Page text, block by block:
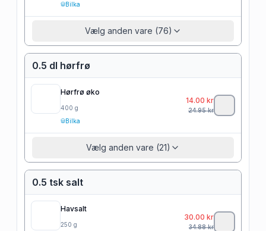
Bilka
Vælg anden vare (76)
0.5 dl hørfrø
Hørfrø øko
400 g
Bilka
14.00 kr
24.95kr
Vælg anden vare (21)
0.5 tsk salt
Havsalt
250 g
30.00 kr
34.88kr